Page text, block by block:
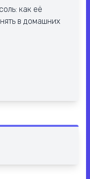
как её
в домашних